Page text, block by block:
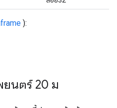
):
ยนตร์ 20 ม